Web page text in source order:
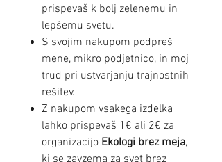
prispevaš k bolj zelenemu in
lepšemu svetu.
S svojim nakupom podpreš
mene, mikro podjetnico, in moj
trud pri ustvarjanju trajnostnih
rešitev.
Z nakupom vsakega izdelka
lahko prispevaš 1€ ali 2€ za
organizacijo Ekologi brez meja,
ki se zavzema za svet brez